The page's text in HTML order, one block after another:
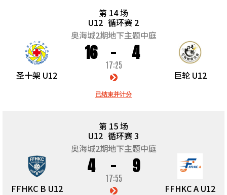
第 14 场
U12 循环赛 2
奥海城2期地下主题中庭
圣十架 U12
16 4
17:25
已结束并计分
巨轮 U12
第 15 场
U12 循环赛 3
奥海城2期地下主题中庭
FFHKC B U12
4 9
17:55
FFHKC A U12